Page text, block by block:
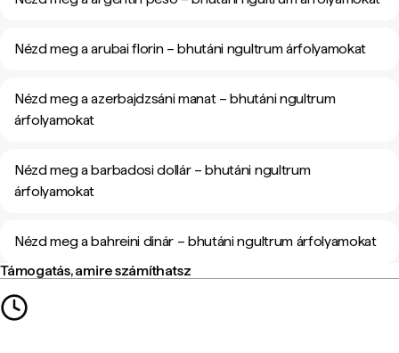
Nézd meg a arubai florin – bhutáni ngultrum árfolyamokat
Nézd meg a azerbajdzsáni manat – bhutáni ngultrum
árfolyamokat
Nézd meg a barbadosi dollár – bhutáni ngultrum
árfolyamokat
Nézd meg a bahreini dinár – bhutáni ngultrum árfolyamokat
Támogatás, amire számíthatsz